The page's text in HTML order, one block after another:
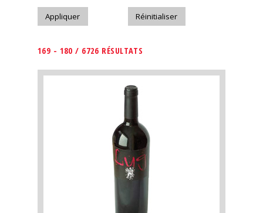
169 - 180 / 6726 RÉSULTATS